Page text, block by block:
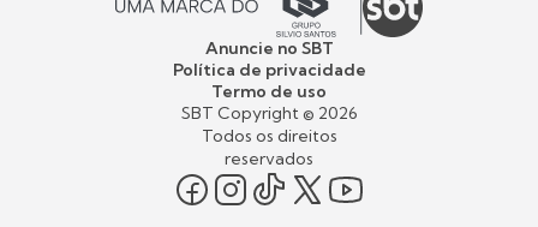
Anuncie no SBT
Política de privacidade
Termo de uso
SBT Copyright © 2026
Todos os direitos
reservados